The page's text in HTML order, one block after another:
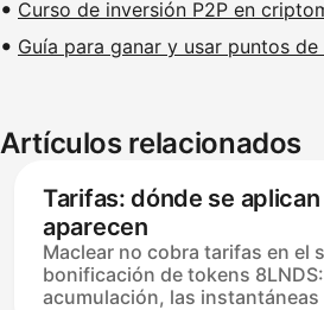
Curso de inversión P2P en
Guía para ganar y usar puntos
Artículos relacionados
Tarifas: dónde se
aparecen
Maclear no cobra tarifas en el
bonificación de tokens
acumulación, las instantáneas